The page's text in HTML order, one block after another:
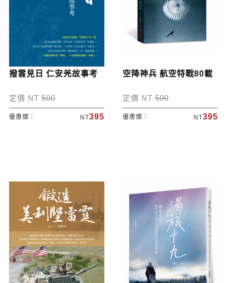
撥雲見日 仁安羌故事考
定價 NT 500
優惠價： NT395
空降神兵 航空特戰80載
定價 NT 500
優惠價： NT395